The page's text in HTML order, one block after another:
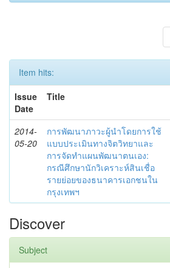
Item hits:
Issue
Date
Title
2014-
05-20
การพัฒนาภาวะผู้นำโดยการใช้
แบบประเมินทางจิตวิทยาและ
การจัดทำแผนพัฒนาตนเอง:
กรณีศึกษานักวิเคราะห์สินเชื่อ
รายย่อยของธนาคารเอกชนใน
กรุงเทพฯ
Discover
Subject